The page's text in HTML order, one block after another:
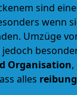
sind
wenn
Umzüge
Organisation,
alles